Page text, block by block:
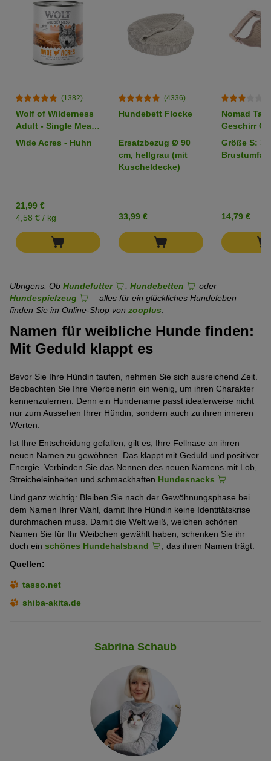
(1382)
Wolf of Wilderness
Adult - Single Meat
6 x 800 g
Wide Acres - Huhn
21,99 €
4,58 € / kg
(4336)
Hundebett Flocke
Ersatzbezug Ø 90
cm, hellgrau (mit
Kuscheldecke)
33,99 €
Nomad
Geschirr
sand
Größe S:
14,79 €
Übrigens: Ob Hundefutter , Hundebetten
oder
Hundespielzeug
– alles für ein glückliches Hundeleben
finden Sie im Online-Shop von zooplus.
Namen für weibliche Hunde finden:
Mit Geduld klappt es
Bevor Sie Ihre Hündin taufen, nehmen Sie sich ausreichend Zeit.
Beobachten Sie Ihre Vierbeinerin ein wenig, um ihren Charakter
kennenzulernen. Denn ein Hundename passt idealerweise nicht
nur zum Aussehen Ihrer Hündin, sondern auch zu ihren inneren
Werten.
Ist Ihre Entscheidung gefallen, gilt es, Ihre Fellnase an ihren
neuen Namen zu gewöhnen. Das klappt mit Geduld und positiver
Energie. Verbinden Sie das Nennen des neuen Namens mit Lob,
Streicheleinheiten und schmackhaften Hundesnacks
Und ganz wichtig: Bleiben Sie nach der Gewöhnungsphase bei
dem Namen Ihrer Wahl, damit Ihre Hündin keine Identitätskrise
durchmachen muss. Damit die Welt weiß, welchen schönen
Namen Sie für Ihr Weibchen gewählt haben, schenken Sie ihr
doch ein schönes Hundehalsband
, das ihren Namen trägt.
Quellen:
tasso.net
shiba-akita.de
Sabrina Schaub